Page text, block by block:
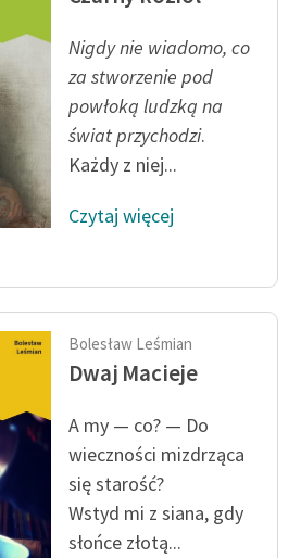
Nigdy nie wiadomo, co
za stworzenie pod
powłoką ludzką na
świat przychodzi.
Każdy z niej...
Czytaj więcej
Bolesław Leśmian
Dwaj Macieje
A my — co? — Do
wieczności mizdrząca
się starość?
Wstyd mi z siana, gdy
słońce złotą...